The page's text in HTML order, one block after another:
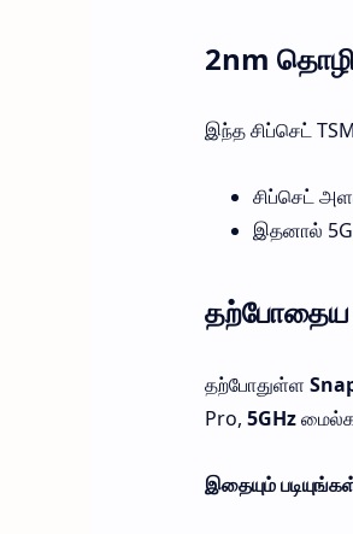
2nm
இந்த சிப்செட்
சிப்செட்
இதனால்
தற்போதைய
தற்போதுள்ள
Pro, 5GHz
இதையும்